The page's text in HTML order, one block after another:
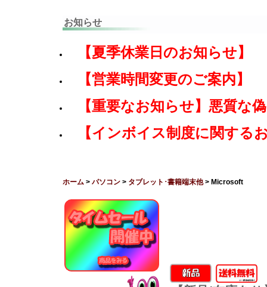
お知らせ
【夏季休業日のお知らせ】
【営業時間変更のご案内】
【重要なお知らせ】悪質な
【インボイス制度に関する
ホーム > パソコン > タブレット･書籍端末他> Microsoft